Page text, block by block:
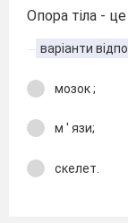
Опора тіла -
варіанти
мозок ;
м ' язи;
скелет.